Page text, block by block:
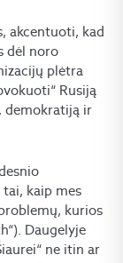
akcentuoti, kad
dėl noro
plėtra
Rusiją
demokratiją ir
kaip mes
kurios
Daugelyje
ne itin ar